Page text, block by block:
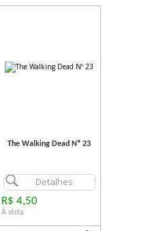
The Walking Dead Nº 23
Detalhes
R$ 4,50
À vista